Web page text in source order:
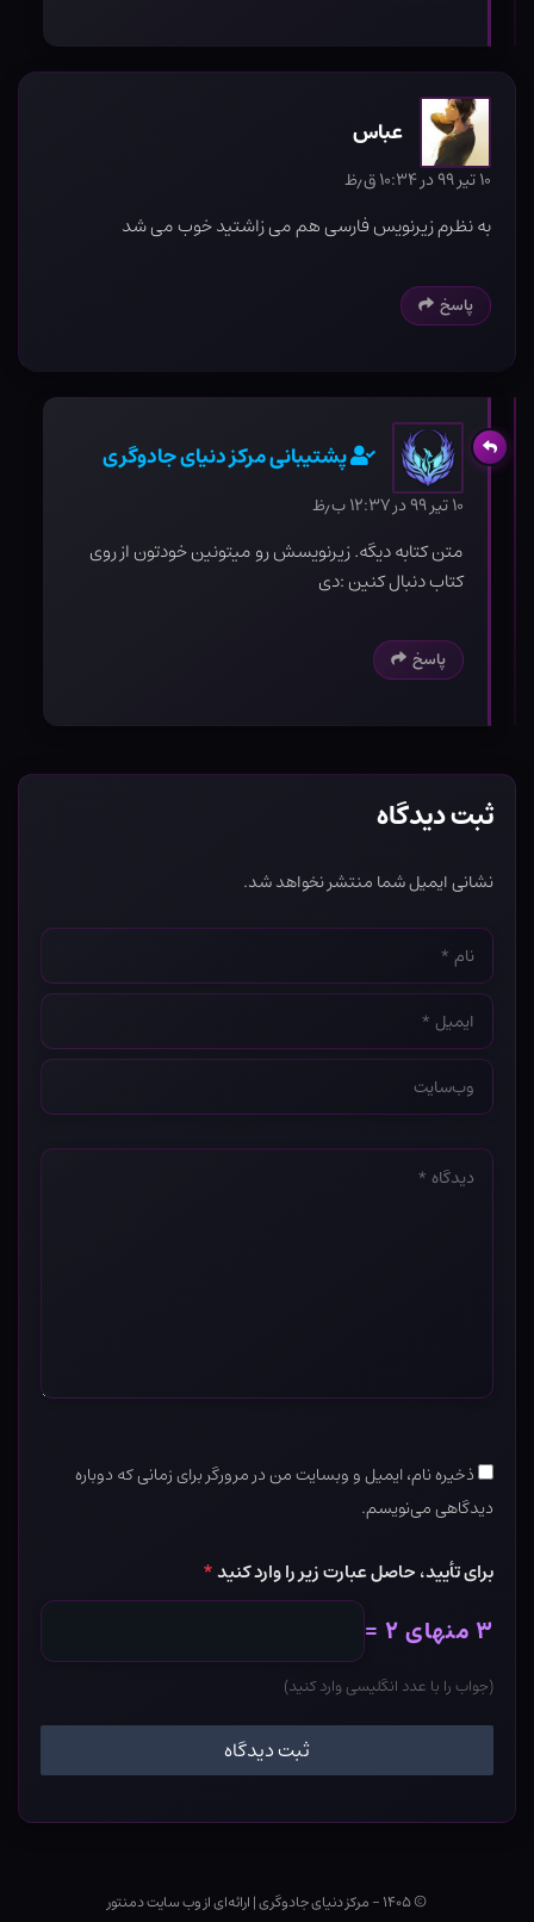
عباس
۱۰ تیر ۹۹ در ۱۰:۳۴ ق٫ظ
به نظرم زیرنویس فارسی هم می زاشتید خوب می شد
پاسخ
پشتیبانی مرکز دنیای جادوگری
۱۰ تیر ۹۹ در ۱۲:۳۷ ب٫ظ
متن کتابه دیگه. زیرنویسش رو میتونین خودتون از روی
کتاب دنبال کنین :دی
پاسخ
ثبت دیدگاه
نشانی ایمیل شما منتشر نخواهد شد.
نام
*
ایمیل
*
وب‌سایت
*
دیدگاه
ذخیره نام، ایمیل و وبسایت من در مرورگر برای زمانی که دوباره
دیدگاهی می‌نویسم.
برای تأیید، حاصل عبارت زیر را وارد کنید*
۳ منهای ۲ =
(جواب را با عدد انگلیسی وارد کنید)
© ۱۴۰۵ - مرکز دنیای جادوگری |ارائه‌ای از وب ‌سایت دمنتور